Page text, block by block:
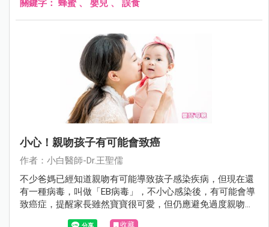
關鍵字： 蜂蜜、 嬰兒 、 誤食
小心！親吻孩子有可能會致癌
作者：小白醫師-Dr.王聖儒
不少爸媽已經知道親吻有可能導致孩子感染疾病，但現在還
有一種病毒，叫做「EB病毒」，不小心感染後，有可能會導
致癌症，提醒家長雖然寶寶很可愛，但仍應避免過度親吻孩
子、共用餐具，引起不必要的疾病。
收藏